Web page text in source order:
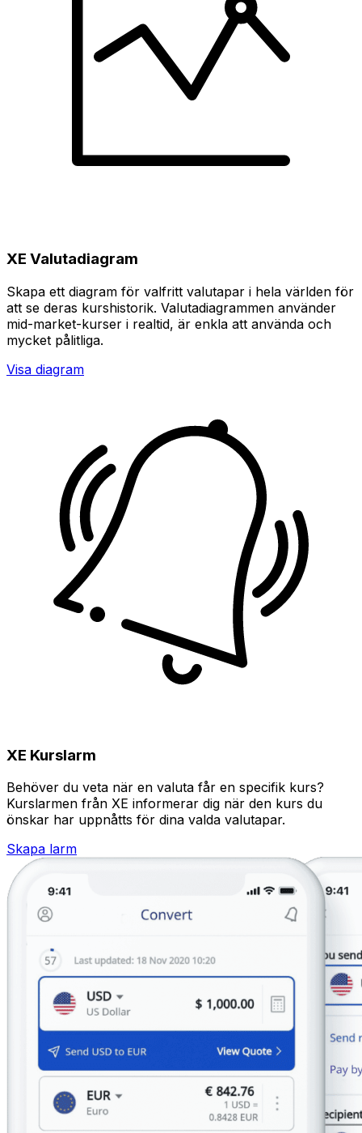
XE Valutadiagram
Skapa ett diagram för valfritt valutapar i hela världen för
att se deras kurshistorik. Valutadiagrammen använder
mid-market-kurser i realtid, är enkla att använda och
mycket pålitliga.
Visa diagram
XE Kurslarm
Behöver du veta när en valuta får en specifik kurs?
Kurslarmen från XE informerar dig när den kurs du
önskar har uppnåtts för dina valda valutapar.
Skapa larm